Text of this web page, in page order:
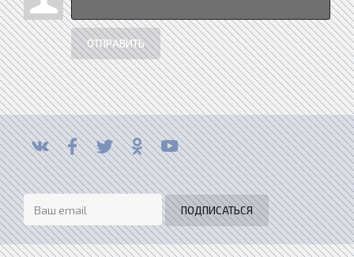
ОТПРАВИТЬ